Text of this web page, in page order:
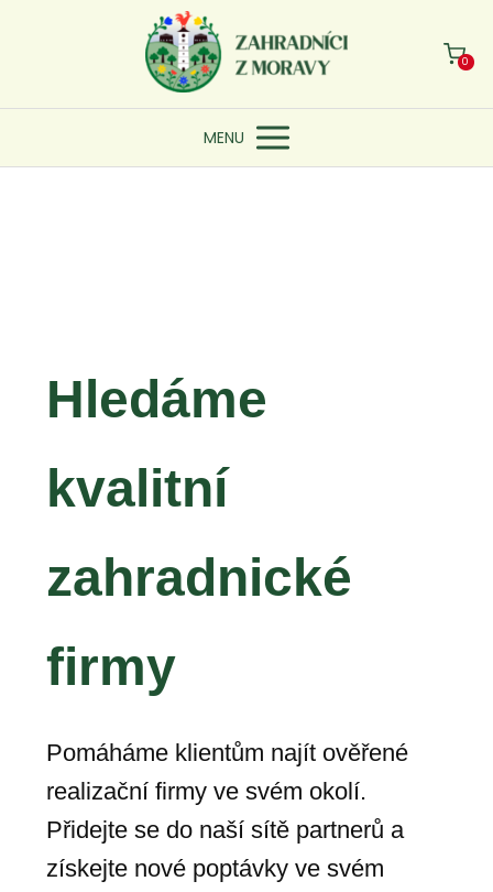
0
MENU
Hledáme
kvalitní
zahradnické
firmy
Pomáháme klientům najít ověřené
realizační firmy ve svém okolí.
Přidejte se do naší sítě partnerů a
získejte nové poptávky ve svém